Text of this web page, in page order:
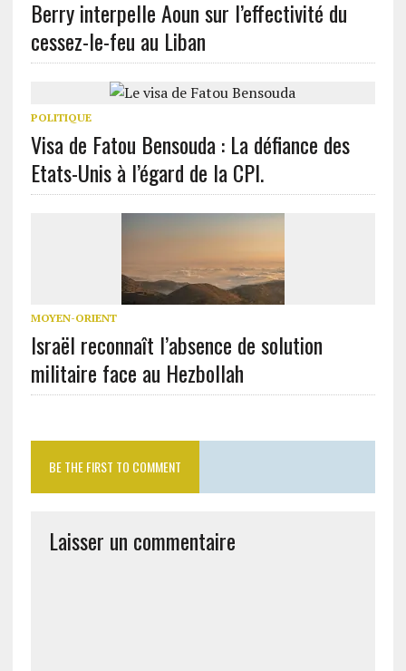
Berry interpelle Aoun sur l’effectivité du
cessez-le-feu au Liban
POLITIQUE
Visa de Fatou Bensouda : La défiance des
Etats-Unis à l’égard de la CPI.
MOYEN-ORIENT
Israël reconnaît l’absence de solution
militaire face au Hezbollah
BE THE FIRST TO COMMENT
Laisser un commentaire